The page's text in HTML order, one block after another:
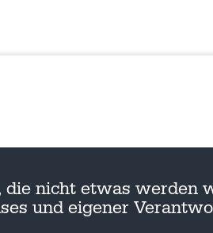
nicht etwas werden
und eigener